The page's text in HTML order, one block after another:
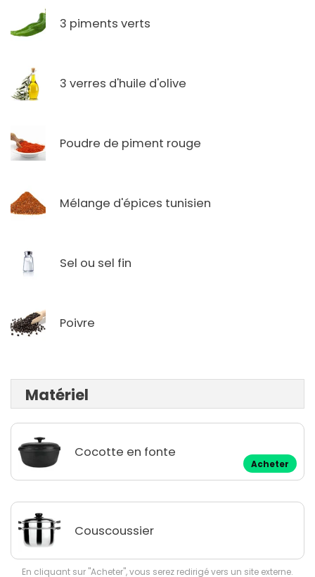
3 piments verts
3 verres d'huile d'olive
Poudre de piment rouge
Mélange d'épices tunisien
Sel ou sel fin
Poivre
Matériel
Cocotte en fonte
Acheter
Couscoussier
En cliquant sur "Acheter", vous serez redirigé vers un site externe.